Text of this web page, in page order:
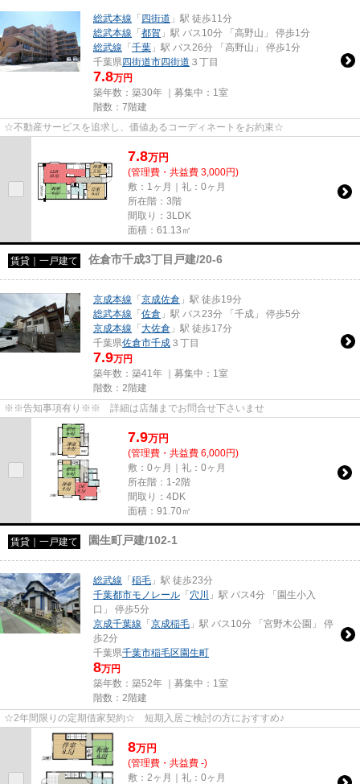
総武本線 「四街道 」駅 徒歩11分
総武本線 「都賀 」駅 バス10分 「高野山」 停歩1分
総武線 「千葉 」駅 バス26分 「高野山」 停歩1分
千葉県四街道市四街道 ３丁目
7.8万円
築年数：築30年 ｜募集中： 1室
階数：7階建
☆不動産サービスを追求し、価値あるコーディネートをお約束☆
7.8万円
(管理費・共益費 3,000円)
敷：1ヶ月｜礼：0ヶ月
所在階：3階
間取り：3LDK
面積：61.13㎡
賃貸｜一戸建て 佐倉市千成3丁目戸建/20-6
京成本線 「京成佐倉 」駅 徒歩19分
総武本線 「佐倉 」駅 バス23分 「千成」 停歩5分
京成本線 「大佐倉 」駅 徒歩17分
千葉県佐倉市千成 ３丁目
7.9万円
築年数：築41年 ｜募集中： 1室
階数：2階建
※※告知事項有り※※ 詳細は店舗までお問合せ下さいませ
7.9万円
(管理費・共益費 6,000円)
敷：0ヶ月｜礼：0ヶ月
所在階：1-2階
間取り：4DK
面積：91.70㎡
賃貸｜一戸建て 園生町戸建/102-1
総武線 「稲毛 」駅 徒歩23分
千葉都市モノレール 「穴川
」駅 バス4分 「園生小入
口」 停歩5分
京成千葉線 「京成稲毛 」駅 バス10分 「宮野木公園」 停
歩2分
千葉県千葉市稲毛区園生町
8万円
築年数：築52年 ｜募集中： 1室
階数：2階建
☆2年間限りの定期借家契約☆ 短期入居ご検討の方におすすめ♪
8万円
(管理費・共益費 -)
敷：2ヶ月｜礼：0ヶ月